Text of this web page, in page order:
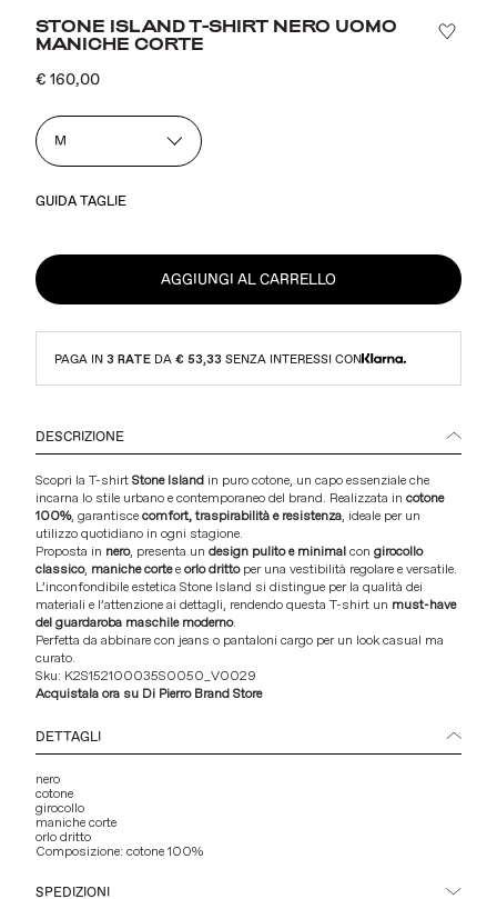
STONE ISLAND T-SHIRT NERO UOMO
MANICHE CORTE
€ 160,00
M
GUIDA TAGLIE
AGGIUNGI AL CARRELLO
PAGA IN 3 RATE DA € 53,33 SENZA INTERESSI CON
DESCRIZIONE
Scopri la T-shirt Stone Island in puro cotone, un capo essenziale che
incarna lo stile urbano e contemporaneo del brand. Realizzata in cotone
100%, garantisce comfort, traspirabilità e resistenza, ideale per un
utilizzo quotidiano in ogni stagione.
Proposta in nero, presenta un design pulito e minimal con girocollo
classico, maniche cortee orlo drittoper una vestibilità regolare e versatile.
L’inconfondibile estetica Stone Island si distingue per la qualità dei
materiali e l’attenzione ai dettagli, rendendo questa T-shirt un must-have
del guardaroba maschile moderno.
Perfetta da abbinare con jeans o pantaloni cargo per un look casual ma
curato.
Sku: K2S152100035S0050_V0029
Acquistala ora su Di Pierro Brand Store
DETTAGLI
nero
cotone
girocollo
maniche corte
orlo dritto
Composizione: cotone 100%
SPEDIZIONI